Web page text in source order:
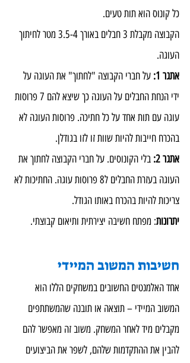
כל קונוס הוא תות טעים.
הקבוצה מקבלת 3 חבלים באורך 3.5-4 מטר לחיתוך
העוגה.
אתגר 1:
על חברי הקבוצה "לחתוך" את העוגה על
ידי הנחת החבלים על העוגה כך שיצא להם 7 פרוסות
עוגה עם תות אחד על כל חתיכה. פרוסות העוגה לא
בהכרח חייבות להיות שוות זו לזו בגודלן.
אתגר 2:
בלי הקונוסים. על חברי הקבוצה לחתוך את
העוגה בעזרת החבלים ל8 פרוסות עוגה. החתיכות לא
צריכות להיות בהכרח באותו הגודל.
יתרונות: מפתח חשיבה יצירתית ותיאום קבוצתי.
חשיבות המשוב המיידי
אחד האלמנטים החשובים במשחקים הללו הוא
המשוב המיידי – תוצאה או תובנה שהמשתתפים
מקבלים מיד לאחר המשחק. משוב זה מאפשר להם
להבין את ההתקדמות שלהם, לשפר את הביצועים